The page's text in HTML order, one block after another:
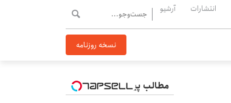
انتشارات آرشیو
نسخه روزنامه
مطالب پیشنهادی